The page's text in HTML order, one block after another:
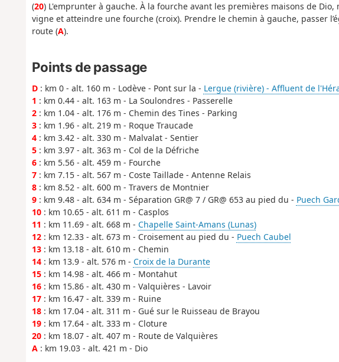
(20) L'emprunter à gauche. À la fourche avant les premières maisons de
vigne et atteindre une fourche (croix). Prendre le chemin à gauche, passer
route (A).
Points de passage
D: km 0 - alt. 160 m - Lodève - Pont sur la - Lergue (rivière) - Affluent de
1 : km 0.44 - alt. 163 m - La Soulondres - Passerelle
2: km 1.04 - alt. 176 m - Chemin des Tines - Parking
3: km 1.96 - alt. 219 m - Roque Traucade
4: km 3.42 - alt. 330 m - Malvalat - Sentier
5: km 3.97 - alt. 363 m - Col de la Défriche
6: km 5.56 - alt. 459 m - Fourche
7: km 7.15 - alt. 567 m - Coste Taillade - Antenne Relais
8: km 8.52 - alt. 600 m - Travers de Montnier
9: km 9.48 - alt. 634 m - Séparation GR@ 7 / GR@ 653 au pied du - Puech
10: km 10.65 - alt. 611 m - Casplos
11 : km 11.69 - alt. 668 m - Chapelle Saint-Amans (Lunas)
12: km 12.33 - alt. 673 m - Croisement au pied du - Puech Caubel
13: km 13.18 - alt. 610 m - Chemin
14: km 13.9 - alt. 576 m - Croix de la Durante
15: km 14.98 - alt. 466 m - Montahut
16: km 15.86 - alt. 430 m - Valquières - Lavoir
17: km 16.47 - alt. 339 m - Ruine
18: km 17.04 - alt. 311 m - Gué sur le Ruisseau de Brayou
19: km 17.64 - alt. 333 m - Cloture
20: km 18.07 - alt. 407 m - Route de Valquières
A: km 19.03 - alt. 421 m - Dio